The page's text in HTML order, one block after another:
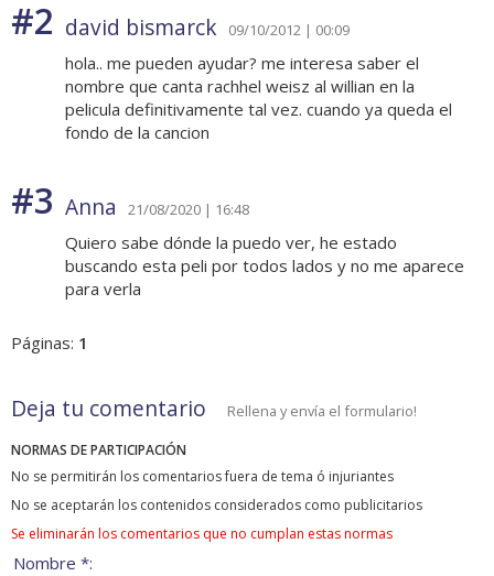
#2 david bismarck 09/10/2012 | 00:09
hola.. me pueden ayudar? me interesa saber el
nombre que canta rachhel weisz al willian en la
pelicula definitivamente tal vez. cuando ya queda el
fondo de la cancion
#3 Anna 21/08/2020 | 16:48
Quiero sabe dónde la puedo ver, he estado
buscando esta peli por todos lados y no me aparece
para verla
Páginas: 1
Deja tu comentario Rellena y envía el formulario!
NORMAS DE PARTICIPACIÓN
No se permitirán los comentarios fuera de tema ó injuriantes
No se aceptarán los contenidos considerados como publicitarios
Se eliminarán los comentarios que no cumplan estas normas
Nombre *: